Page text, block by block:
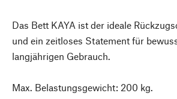
Das Bett KAYA ist der ideale
und ein zeitloses Statement für
langjährigen Gebrauch.
Max. Belastungsgewicht: 200 kg.